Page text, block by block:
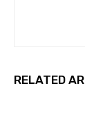
RELATED